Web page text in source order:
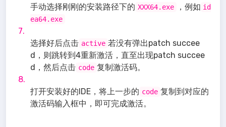
手动选择刚刚的安装路径下的 XXX64.exe ，例如 id
ea64.exe
选择好后点击 active 若没有弹出patch succee
d，则跳转到4重新激活，直至出现patch succee
d，然后点击 code 复制激活码。
打开安装好的IDE，将上一步的 code 复制到对应的
激活码输入框中，即可完成激活。